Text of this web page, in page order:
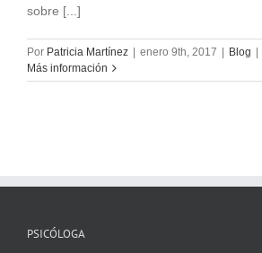
sobre [...]
Por Patricia Martínez | enero 9th, 2017 | Blog |
Más información
PSICÓLOGA